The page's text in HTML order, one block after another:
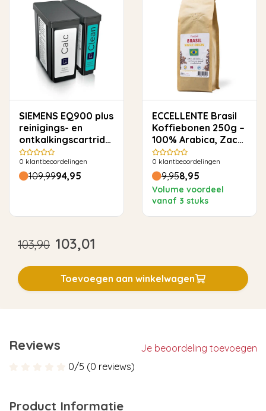
SIEMENS EQ900 plus
reinigings- en
ontkalkingscartridge
- TZ800Z3
0 klantbeoordelingen
109,9994,95
ECCELLENTE Brasil
Koffiebonen 250g –
100% Arabica, Zacht
& Rond
0 klantbeoordelingen
9,958,95
Volume voordeel
vanaf 3 stuks
103,90 103,01
Toevoegen aan winkelwagen
Reviews
Je beoordeling toevoegen
0/5 (0 reviews)
Product Informatie